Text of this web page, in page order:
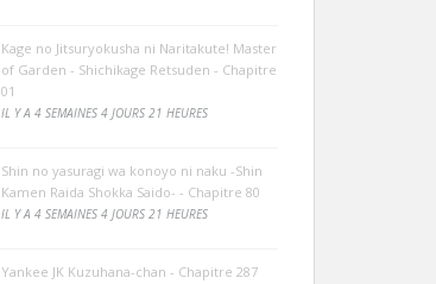
Kage no Jitsuryokusha ni Naritakute! Master
of Garden - Shichikage Retsuden - Chapitre
01
IL Y A 4 SEMAINES 4 JOURS 21 HEURES
Shin no yasuragi wa konoyo ni naku -Shin
Kamen Raida Shokka Saido- - Chapitre 80
IL Y A 4 SEMAINES 4 JOURS 21 HEURES
Yankee JK Kuzuhana-chan - Chapitre 287